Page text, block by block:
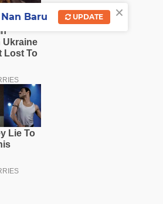
×
Nan Baru UPDATE